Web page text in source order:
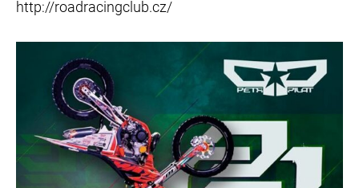
http://roadracingclub.cz/